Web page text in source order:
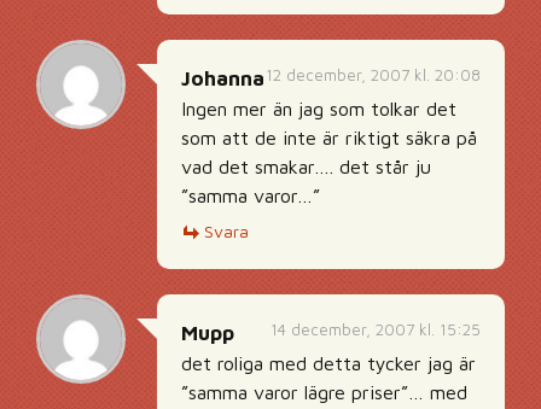
12 december, 2007 kl. 20:08
Johanna
Ingen mer än jag som tolkar det
som att de inte är riktigt säkra på
vad det smakar…. det står ju
”samma varor…”
Svara
14 december, 2007 kl. 15:25
Mupp
det roliga med detta tycker jag är
”samma varor lägre priser”… med